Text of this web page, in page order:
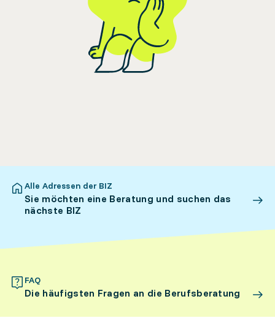
Alle Adressen der BIZ
Sie möchten eine Beratung und suchen das
nächste BIZ
FAQ
Die häufigsten Fragen an die Berufsberatung